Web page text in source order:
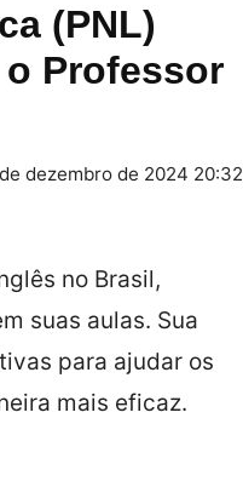
(PNL)
Professor
dezembro de 2024 20:32
no Brasil,
suas aulas. Sua
para ajudar os
mais eficaz.